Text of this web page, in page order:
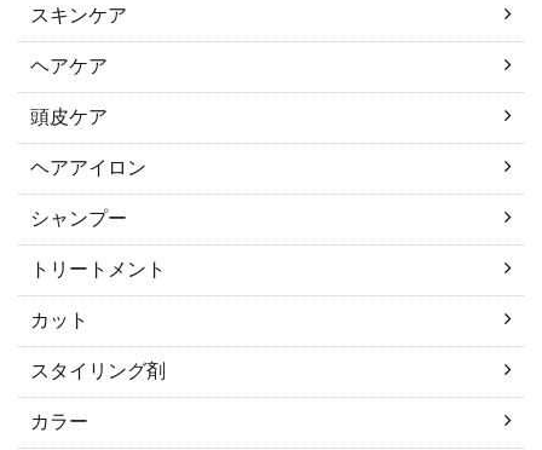
スキンケア
ヘアケア
頭皮ケア
ヘアアイロン
シャンプー
トリートメント
カット
スタイリング剤
カラー